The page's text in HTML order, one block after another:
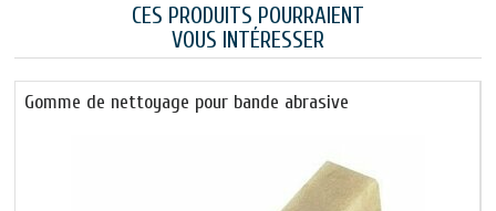
CES PRODUITS POURRAIENT
VOUS INTÉRESSER
Gomme de nettoyage pour bande abrasive